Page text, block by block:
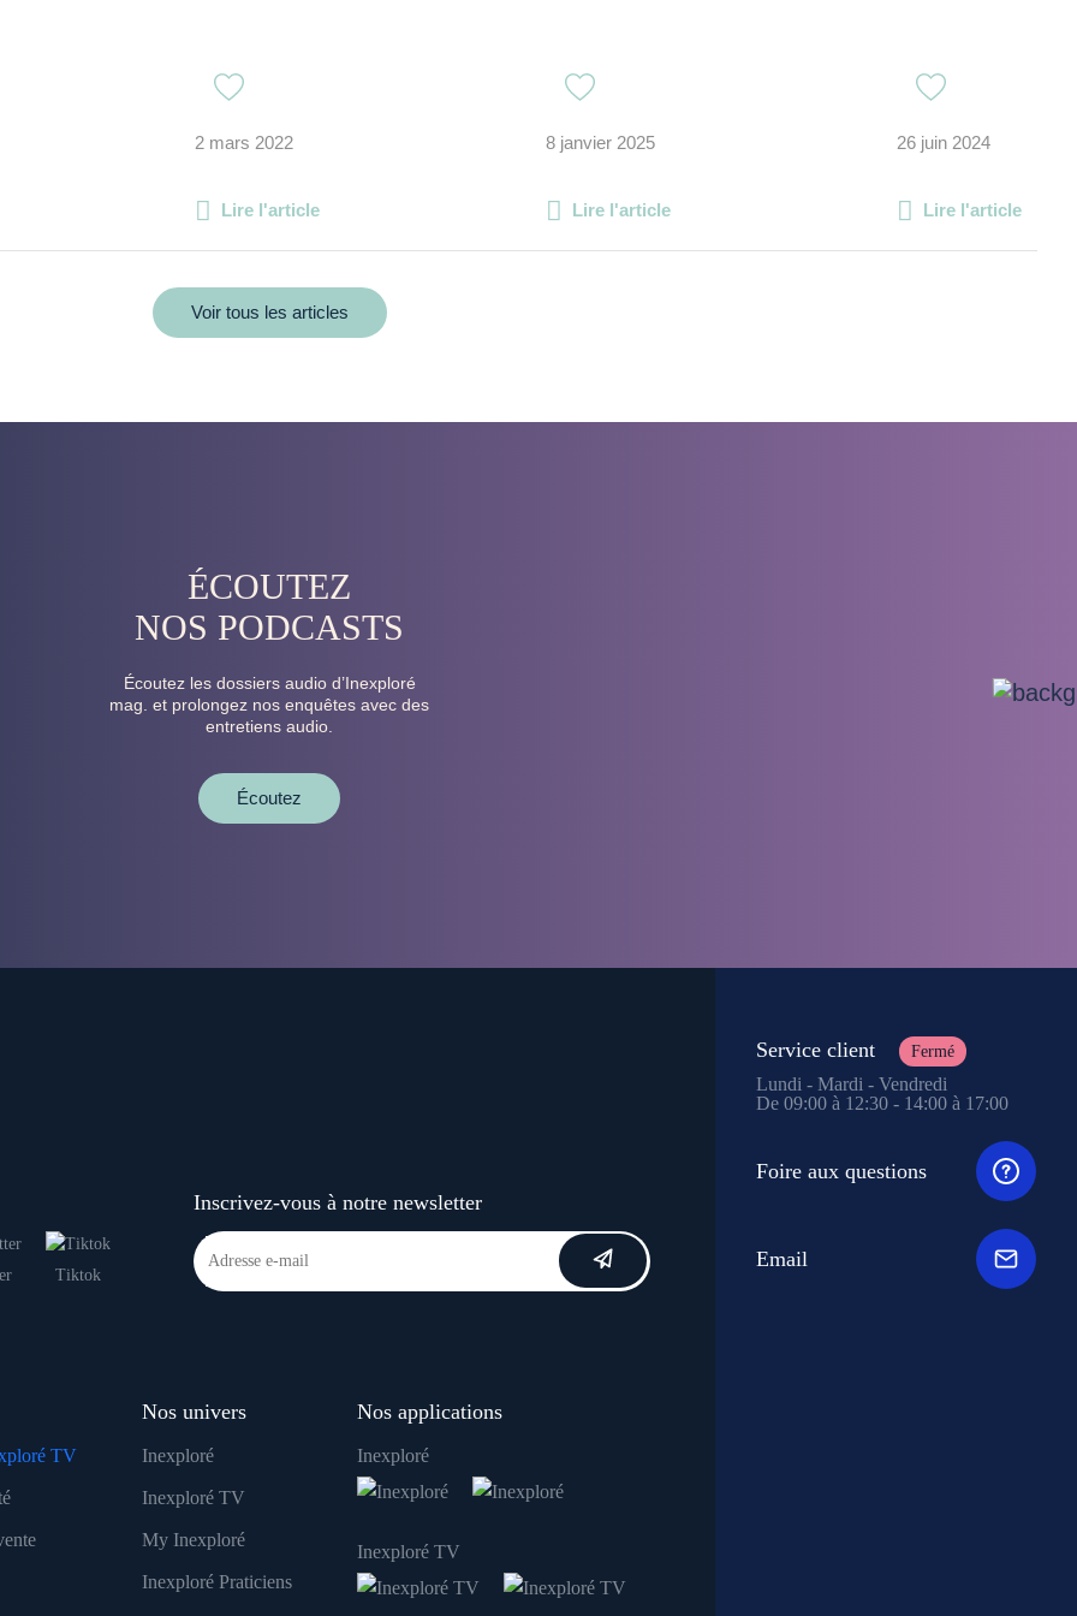
2 mars 2022
Lire l'article
8 janvier 2025
Lire l'article
26 juin 2024
Lire l'article
Voir tous les articles
ÉCOUTEZ
NOS PODCASTS
Écoutez les dossiers audio d’Inexploré
mag. et prolongez nos enquêtes avec des
entretiens audio.
Écoutez
Tiktok
Inscrivez-vous à notre newsletter
TV
Nos univers
Inexploré
Inexploré TV
My Inexploré
Inexploré Praticiens
Nos applications
Inexploré
Inexploré TV
Service client Fermé
Lundi - Mardi - Vendredi
De 09:00 à 12:30 - 14:00 à 17:00
Foire aux questions
Email